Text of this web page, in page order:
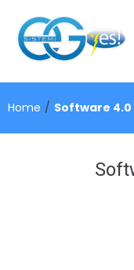
Home / Software 4.0